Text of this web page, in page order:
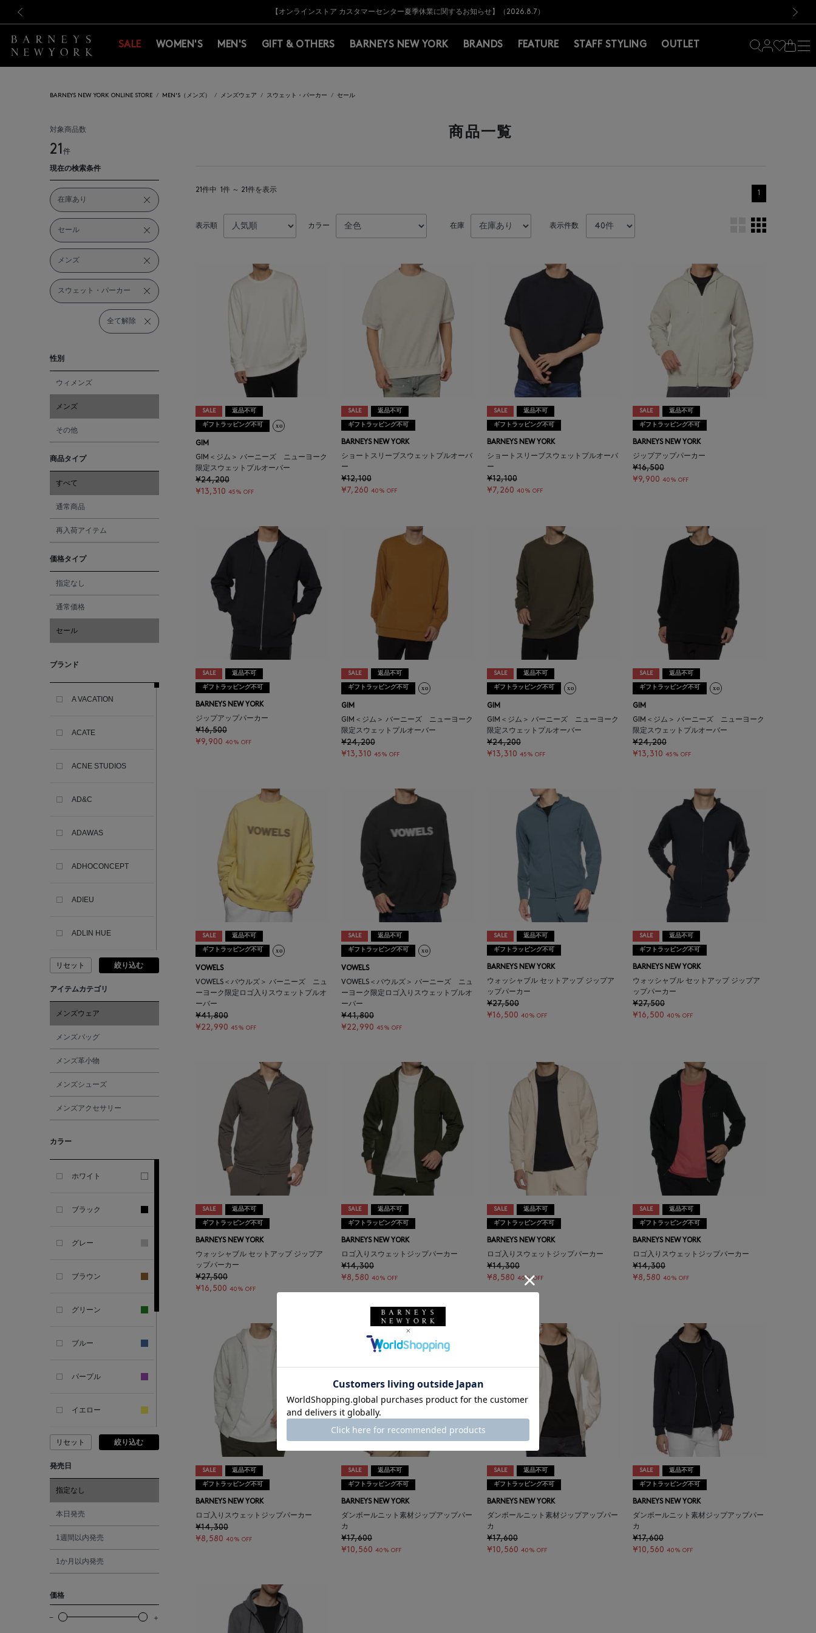
新規登録のお客様も対象！＜MY BARNEYS＞会員のお客様は11,000円（税込）以上のお買上げで常時送料無料！お買い物の際は会員登録を！
【夏季休業に伴う出荷一時停止のお知らせ】(2026.8.7)
【オンラインストア カスタマーセンター夏季休業に関するお知らせ】（2026.8.7）
【夏季休業に伴う返品・交換承り一時停止のお知らせ】（2026.8.5）
熊本県を中心とした地震の影響によるお荷物のお届けについて
【開催中】SUMMER SALEのご案内・ご注意事項
新規登録のお客様も対象！＜MY BARNEYS＞会員のお客様は11,000円（税込）以上のお買上げで常時送料無料！お買い物の際は会員登録を！
【夏季休業に伴う出荷一時停止のお知らせ】(2026.8.7)
SALE WOMEN'S MEN'S GIFT & OTHERS BARNEYS NEW YORK BRANDS FEATURE STAFF STYLING OUTLET
BARNEYS NEW YORK ONLINE STORE MEN'S（メンズ） メンズウェア スウェット・パーカー セール
対象商品数
21件
現在の検索条件
在庫あり
セール
メンズ
スウェット・パーカー
全て解除
性別
ウィメンズ
メンズ
その他
商品タイプ
すべて
通常商品
再入荷アイテム
価格タイプ
指定なし
通常価格
セール
ブランド
A VACATION
ACATE
ACNE STUDIOS
AD&C
ADAWAS
ADHOCONCEPT
ADIEU
ADLIN HUE
ADVISORY BOARD
AESOP
ALBERT THURSTON
ANDERSONS
ANYA HINDMARCH
ARCS LONDON
ARIANNA
リセット 絞り込む
アイテムカテゴリ
メンズウェア
メンズバッグ
メンズ革小物
メンズシューズ
メンズアクセサリー
カラー
ホワイト
ブラック
グレー
ブラウン
グリーン
ブルー
パープル
イエロー
ピンク
レッド
オレンジ
シルバー
リセット 絞り込む
発売日
指定なし
本日発売
1週間以内発売
1か月以内発売
価格
商品一覧
21件中 1件 ～ 21件を表示 1
表示順 カラー 在庫 表示件数
SALE 返品不可
ギフトラッピング不可
GIM
GIM＜ジム＞ バーニーズ ニューヨーク
限定スウェットプルオーバー
¥24,200
¥13,310 45% OFF
SALE 返品不可
ギフトラッピング不可
BARNEYS NEW YORK
ショートスリーブスウェットプルオーバ
ー
¥12,100
¥7,260 40% OFF
SALE 返品不可
ギフトラッピング不可
BARNEYS NEW YORK
ショートスリーブスウェットプルオーバ
ー
¥12,100
¥7,260 40% OFF
SALE 返品不可
ギフトラッピング不可
BARNEYS NEW YORK
ジップアップパーカー
¥16,500
¥9,900 40% OFF
SALE 返品不可
ギフトラッピング不可
BARNEYS NEW YORK
ジップアップパーカー
¥16,500
¥9,900 40% OFF
SALE 返品不可
ギフトラッピング不可
GIM
GIM＜ジム＞ バーニーズ ニューヨーク
限定スウェットプルオーバー
¥24,200
¥13,310 45% OFF
SALE 返品不可
ギフトラッピング不可
GIM
GIM＜ジム＞ バーニーズ ニューヨーク
限定スウェットプルオーバー
¥24,200
¥13,310 45% OFF
SALE 返品不可
ギフトラッピング不可
GIM
GIM＜ジム＞ バーニーズ ニューヨーク
限定スウェットプルオーバー
¥24,200
¥13,310 45% OFF
SALE 返品不可
ギフトラッピング不可
VOWELS
VOWELS＜バウルズ＞ バーニーズ ニュ
ーヨーク限定ロゴ入りスウェットプルオ
ーバー
¥41,800
¥22,990 45% OFF
SALE 返品不可
ギフトラッピング不可
VOWELS
VOWELS＜バウルズ＞ バーニーズ ニュ
ーヨーク限定ロゴ入りスウェットプルオ
ーバー
¥41,800
¥22,990 45% OFF
SALE 返品不可
ギフトラッピング不可
BARNEYS NEW YORK
ウォッシャブル セットアップ ジップア
ップパーカー
¥27,500
¥16,500 40% OFF
SALE 返品不可
ギフトラッピング不可
BARNEYS NEW YORK
ウォッシャブル セットアップ ジップア
ップパーカー
¥27,500
¥16,500 40% OFF
SALE 返品不可
ギフトラッピング不可
BARNEYS NEW YORK
ウォッシャブル セットアップ ジップア
ップパーカー
¥27,500
¥16,500 40% OFF
SALE 返品不可
ギフトラッピング不可
BARNEYS NEW YORK
ロゴ入りスウェットジップパーカー
¥14,300
¥8,580 40% OFF
SALE 返品不可
ギフトラッピング不可
BARNEYS NEW YORK
ロゴ入りスウェットジップパーカー
¥14,300
¥8,580 40% OFF
SALE 返品不可
ギフトラッピング不可
BARNEYS NEW YORK
ロゴ入りスウェットジップパーカー
¥14,300
¥8,580 40% OFF
SALE 返品不可
ギフトラッピング不可
BARNEYS NEW YORK
ロゴ入りスウェットジップパーカー
¥14,300
¥8,580 40% OFF
SALE 返品不可
ギフトラッピング不可
BARNEYS NEW YORK
ダンボールニット素材ジップアップパー
カ
¥17,600
¥10,560 40% OFF
SALE 返品不可
ギフトラッピング不可
BARNEYS NEW YORK
ダンボールニット素材ジップアップパー
カ
¥17,600
¥10,560 40% OFF
SALE 返品不可
ギフトラッピング不可
BARNEYS NEW YORK
ダンボールニット素材ジップアップパー
カ
¥17,600
¥10,560 40% OFF